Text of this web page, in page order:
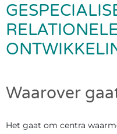
Waarover
Het gaat om centra